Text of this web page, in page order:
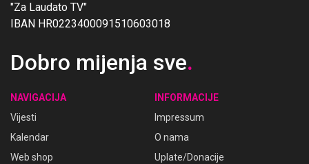
"Za Laudato TV"
IBAN HR0223400091510603018
Dobro mijenja sve.
NAVIGACIJA
Vijesti
Kalendar
Web shop
INFORMACIJE
Impressum
O nama
Uplate/Donacije